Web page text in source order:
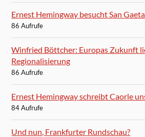
Ernest Hemingway besucht San
86 Aufrufe
Winfried Böttcher: Europas Zukunft
Regionalisierung
86 Aufrufe
Ernest Hemingway schreibt Caorle
84 Aufrufe
Und nun, Frankfurter Rundschau?